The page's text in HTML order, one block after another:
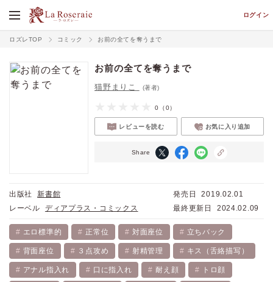
ログイン
ロズレTOP コミック お前の全てを奪うまで
お前の全てを奪うまで
猫野まりこ (著者)
0 （0）
レビューを読む お気に入り追加
Share
出版社
新書館
レーベル
ディアプラス・コミックス
発売日
2019.02.01
最終更新日
2024.02.09
エロ標準的 正常位 対面座位 立ちバック
背面座位 ３点攻め 射精管理 キス（舌絡描写）
アナル指入れ 口に指入れ 耐え顔 トロ顔